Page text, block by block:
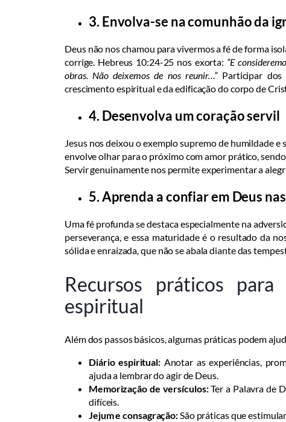
3. Envolva-se na comunhão da
Deus não nos chamou para vivermos a fé de forma
corrige. Hebreus 10:24-25 nos exorta: “E
obras. Não deixemos de nos reunir…”Participar dos
crescimento espiritual e da edificação do corpo de
4. Desenvolva um coração servil
Jesus nos deixou o exemplo supremo de humildade
envolve olhar para o próximo com amor prático,
Servir genuinamente nos permite experimentar a
5. Aprenda a confiar em Deus
Uma fé profunda se destaca especialmente na
perseverança, e essa maturidade é o resultado da
sólida e enraizada, que não se abala diante das
Recursos práticos
espiritual
Além dos passos básicos, algumas práticas podem
Diário espiritual:Anotar as experiências,
ajuda a lembrar do agir de Deus.
Memorização de versículos:Ter a Palavra de
difíceis.
Jejum e consagração:São práticas que